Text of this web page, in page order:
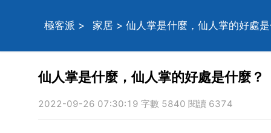
極客派 > 家居 > 仙人掌是什麼，仙人掌的好處
仙人掌是什麼，仙人掌的好處是什麼？
2022-09-26 07:30:19 字數 5840 閱讀 6374